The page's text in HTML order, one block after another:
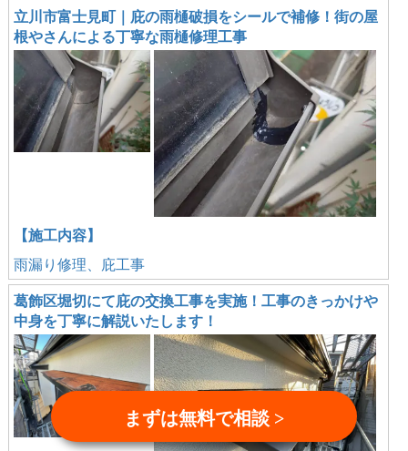
立川市富士見町｜庇の雨樋破損をシールで補修！街の屋
根やさんによる丁寧な雨樋修理工事
【施工内容】
雨漏り修理、庇工事
葛飾区堀切にて庇の交換工事を実施！工事のきっかけや
中身を丁寧に解説いたします！
まずは無料で相談 >